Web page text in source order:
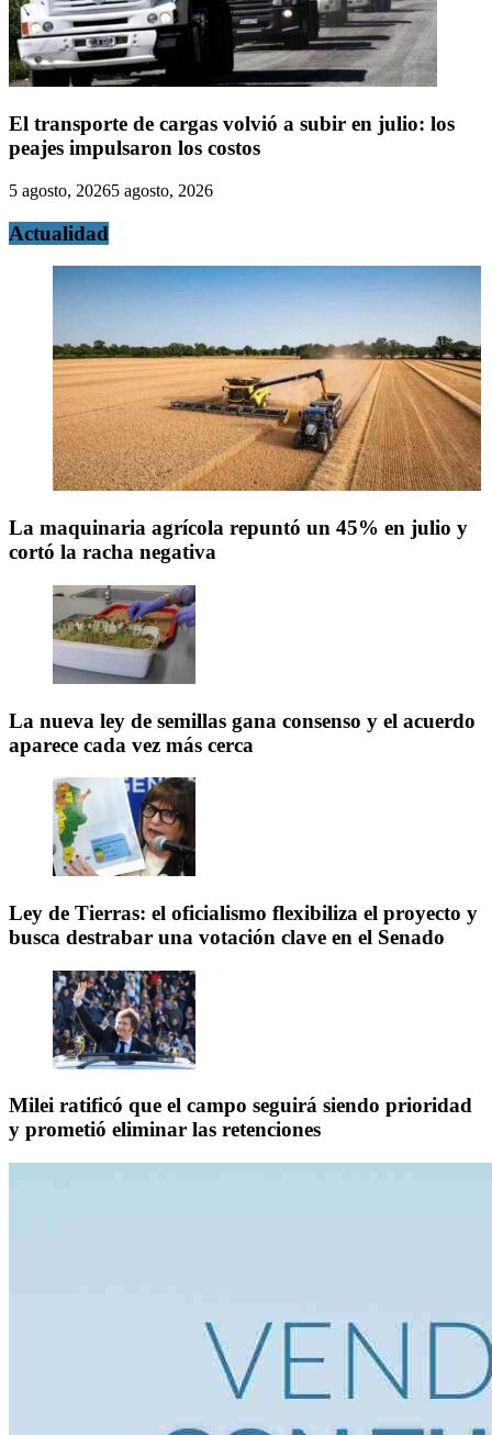
El transporte de cargas volvió a subir en julio: los
peajes impulsaron los costos
5 agosto, 20265 agosto, 2026
Actualidad
La maquinaria agrícola repuntó un 45% en julio y
cortó la racha negativa
La nueva ley de semillas gana consenso y el acuerdo
aparece cada vez más cerca
Ley de Tierras: el oficialismo flexibiliza el proyecto y
busca destrabar una votación clave en el Senado
Milei ratificó que el campo seguirá siendo prioridad
y prometió eliminar las retenciones